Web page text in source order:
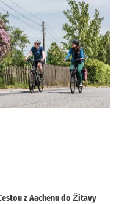
z Aachenu do Žitavy